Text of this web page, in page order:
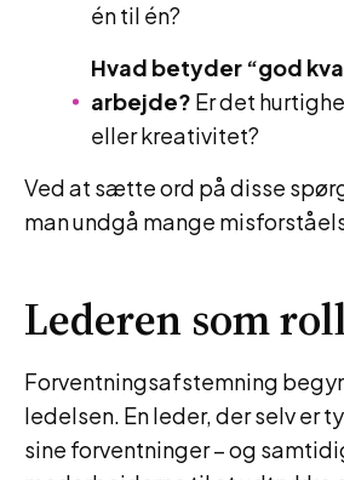
én til én?
Hvad betyder “god
arbejde? Er det
eller kreativitet?
Ved at sætte ord på disse
man undgå mange
Lederen som
Forventningsafstemning
ledelsen. En leder, der selv er
sine forventninger – og